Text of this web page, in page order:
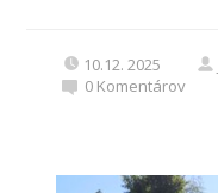
10.12. 2025
0 Komentárov